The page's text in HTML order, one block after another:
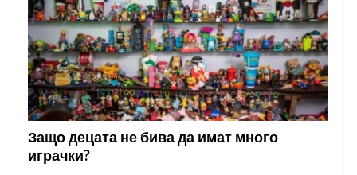
Защо децата не бива да имат много
играчки?